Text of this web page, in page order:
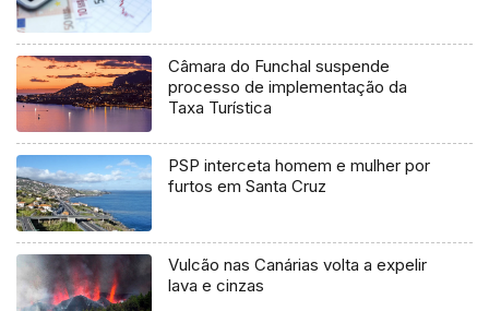
Câmara do Funchal suspende
processo de implementação da
Taxa Turística
PSP interceta homem e mulher por
furtos em Santa Cruz
Vulcão nas Canárias volta a expelir
lava e cinzas